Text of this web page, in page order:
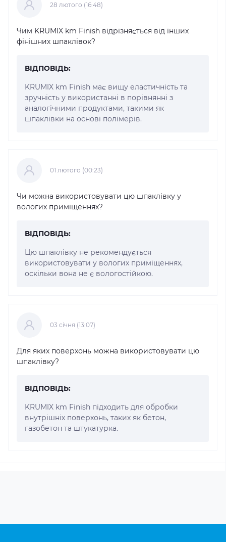
28 лютого (16:48)
Чим KRUMIX km Finish відрізняється від інших
фінішних шпаклівок?
ВІДПОВІДЬ:
KRUMIX km Finish має вищу еластичність та
зручність у використанні в порівнянні з
аналогічними продуктами, такими як
шпаклівки на основі полімерів.
01 лютого (00:23)
Чи можна використовувати цю шпаклівку у
вологих приміщеннях?
ВІДПОВІДЬ:
Цю шпаклівку не рекомендується
використовувати у вологих приміщеннях,
оскільки вона не є вологостійкою.
03 cічня (13:07)
Для яких поверхонь можна використовувати цю
шпаклівку?
ВІДПОВІДЬ:
KRUMIX km Finish підходить для обробки
внутрішніх поверхонь, таких як бетон,
газобетон та штукатурка.